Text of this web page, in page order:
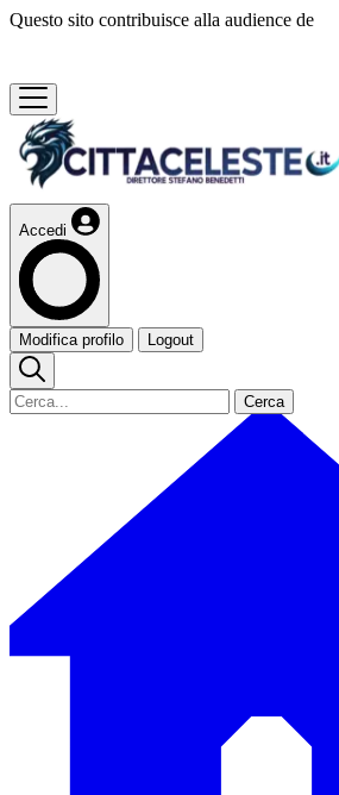
Questo sito contribuisce alla audience de
Accedi
Modifica profilo Logout
Cerca